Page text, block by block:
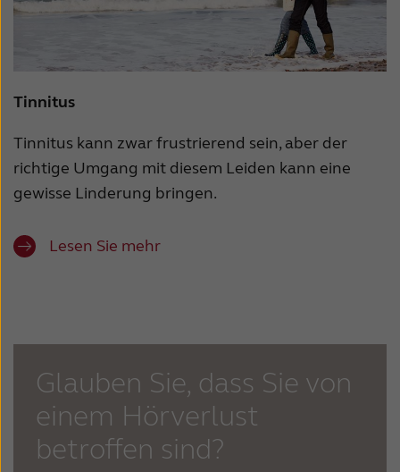
Tinnitus
Tinnitus kann zwar frustrierend sein, aber der
richtige Umgang mit diesem Leiden kann eine
gewisse Linderung bringen.
Lesen Sie mehr
Glauben Sie, dass Sie von
einem Hörverlust
betroffen sind?